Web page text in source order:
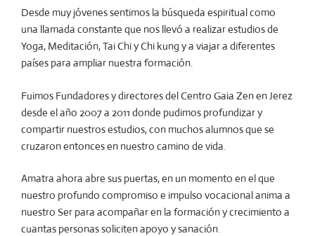
Desde muy jóvenes sentimos la búsqueda espiritual como
una llamada constante que nos llevó a realizar estudios de
Yoga, Meditación, Tai Chi y Chi kung y a viajar a diferentes
países para ampliar nuestra formación.
Fuimos Fundadores y directores del Centro Gaia Zen en Jerez
desde el año 2007 a 2011 donde pudimos profundizar y
compartir nuestros estudios, con muchos alumnos que se
cruzaron entonces en nuestro camino de vida.
Amatra ahora abre sus puertas, en un momento en el que
nuestro profundo compromiso e impulso vocacional anima a
nuestro Ser para acompañar en la formación y crecimiento a
cuantas personas soliciten apoyo y sanación.